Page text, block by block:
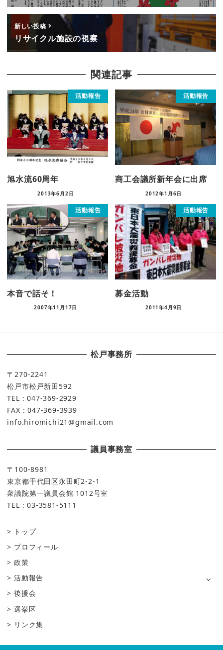
新しい投稿
リサイクル施設の視察
関連記事
活動報告
旭水流60周年
2013年6月2日
活動報告
商工会議所新年会に出席
2012年1月6日
活動報告
本音で話そ！
2007年11月17日
活動報告
募金活動
2011年4月9日
松戸事務所
〒270-2241
松戸市松戸新田592
TEL : 047-369-2929
FAX : 047-369-3939
info.hiromichi21@gmail.com
議員事務室
〒100-8981
東京都千代田区永田町2-2-1
衆議院第一議員会館 1012号室
TEL : 03-3581-5111
トップ
プロフィール
政策
活動報告
後援会
選挙区
リンク集